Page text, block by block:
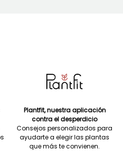
Plantfit, nuestra aplicación
contra el desperdicio
Consejos personalizados para
ayudarte a elegir las plantas
que más te convienen.